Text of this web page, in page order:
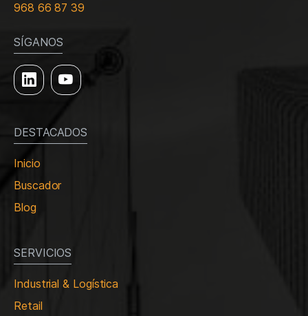
968 66 87 39
SÍGANOS
DESTACADOS
Inicio
Buscador
Blog
SERVICIOS
Industrial & Logística
Retail